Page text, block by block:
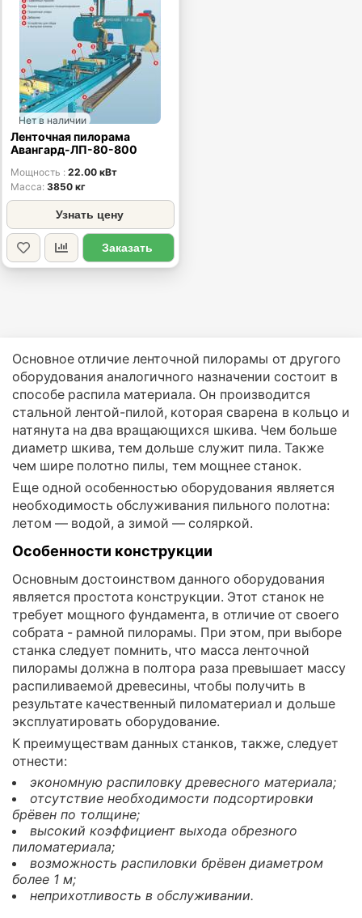
Нет в наличии
Ленточная пилорама
Авангард-ЛП-80-800
Мощность
22.00 кВт
Масса 3850 кг
Узнать цену
Заказать
Основное отличие ленточной пилорамы от другого
оборудования аналогичного назначении состоит в
способе распила материала. Он производится
стальной лентой-пилой, которая сварена в кольцо и
натянута на два вращающихся шкива. Чем больше
диаметр шкива, тем дольше служит пила. Также
чем шире полотно пилы, тем мощнее станок.
Еще одной особенностью оборудования является
необходимость обслуживания пильного полотна:
летом — водой, а зимой — соляркой.
Особенности конструкции
Основным достоинством данного оборудования
является простота конструкции. Этот станок не
требует мощного фундамента, в отличие от своего
собрата - рамной пилорамы. При этом, при выборе
станка следует помнить, что масса ленточной
пилорамы должна в полтора раза превышает массу
распиливаемой древесины, чтобы получить в
результате качественный пиломатериал и дольше
эксплуатировать оборудование.
К преимуществам данных станков, также, следует
отнести:
экономную распиловку древесного материала;
отсутствие необходимости подсортировки
брёвен по толщине;
высокий коэффициент выхода обрезного
пиломатериала;
возможность распиловки брёвен диаметром
более 1 м;
неприхотливость в обслуживании.